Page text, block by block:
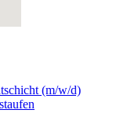
(m/w/d)